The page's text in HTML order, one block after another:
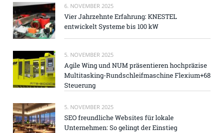
6. NOVEMBER 2025
Vier Jahrzehnte Erfahrung: KNESTEL
entwickelt Systeme bis 100 kW
5. NOVEMBER 2025
Agile Wing und NUM präsentieren hochpräzise
Multitasking-Rundschleifmaschine Flexium+68
Steuerung
5. NOVEMBER 2025
SEO freundliche Websites für lokale
Unternehmen: So gelingt der Einstieg